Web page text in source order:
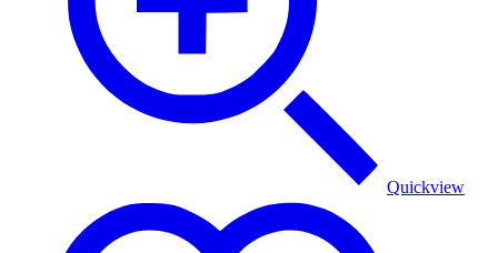
Quickview